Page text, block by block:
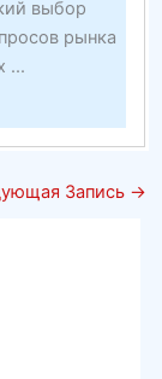
выбор
рынка
...
Запись →